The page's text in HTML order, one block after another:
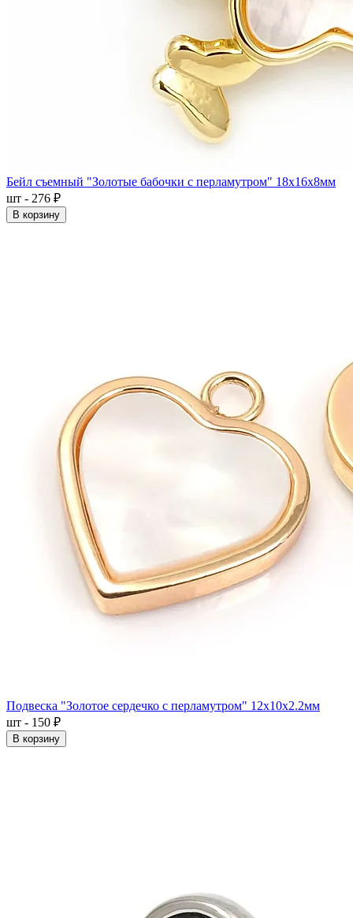
Бейл съемный "Золотые бабочки с перламутром" 18x16x8мм
шт - 276 ₽
В корзину
Подвеска "Золотое сердечко с перламутром" 12x10x2.2мм
шт - 150 ₽
В корзину